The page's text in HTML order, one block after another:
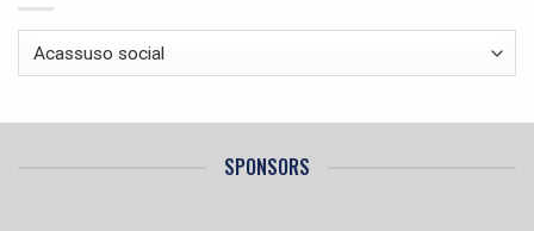
Categorías
SPONSORS